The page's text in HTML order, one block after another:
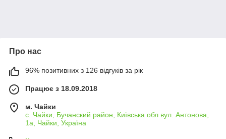
Про нас
96% позитивних з 126 відгуків за рік
Працює з 18.09.2018
м. Чайки
с. Чайки, Бучанский район, Київська обл вул. Антонова,
1а, Чайки, Україна